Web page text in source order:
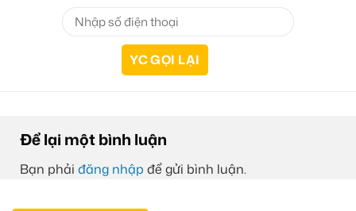
Để lại một bình luận
Bạn phải đăng nhập để gửi bình luận.